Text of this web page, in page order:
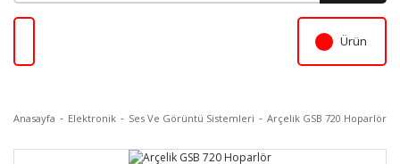
Ürün
Anasayfa Elektronik Ses Ve Görüntü Sistemleri Arçelik GSB 720 Hoparlör